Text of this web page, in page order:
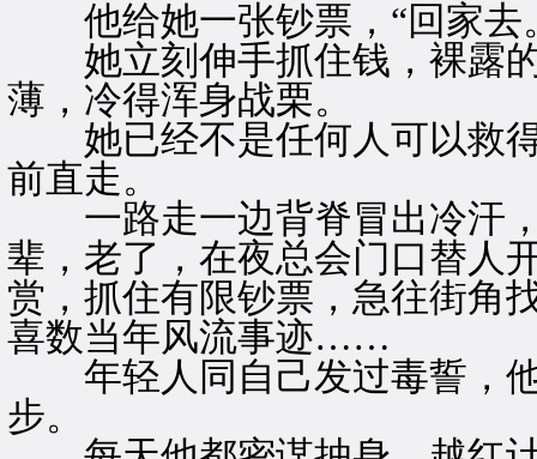
他给她一张钞票，“回家去
她立刻伸手抓住钱，裸露的
薄，冷得浑身战栗。
她已经不是任何人可以救得
前直走。
一路走一边背脊冒出冷汗，
辈，老了，在夜总会门口替人
赏，抓住有限钞票，急往街角
喜数当年风流事迹……
年轻人同自己发过毒誓，他
步。